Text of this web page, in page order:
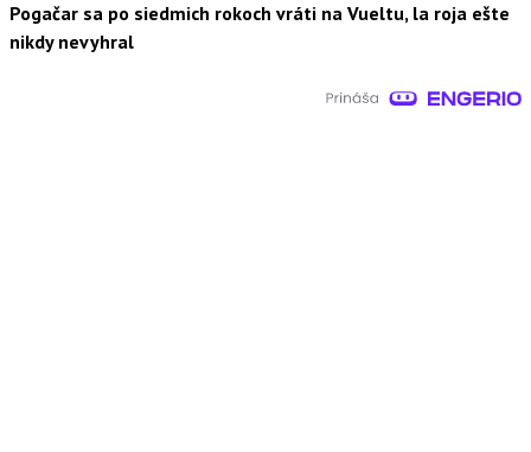
Pogačar sa po siedmich rokoch vráti na Vueltu, la roja ešte
nikdy nevyhral